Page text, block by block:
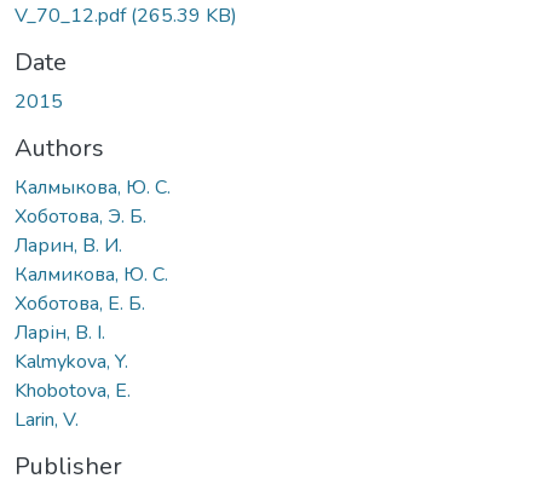
V_70_12.pdf(265.39 KB)
Date
2015
Authors
Калмыкова, Ю. С.
Хоботова, Э. Б.
Ларин, В. И.
Калмикова, Ю. С.
Хоботова, Е. Б.
Ларін, В. І.
Kalmykova, Y.
Khobotova, E.
Larin, V.
Publisher